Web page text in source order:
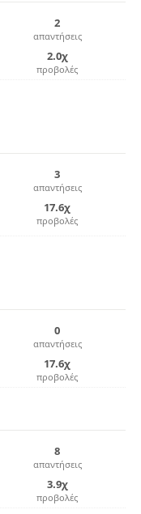
2
απαντήσεις
2.0χ
προβολές
3
απαντήσεις
17.6χ
προβολές
0
απαντήσεις
17.6χ
προβολές
8
απαντήσεις
3.9χ
προβολές